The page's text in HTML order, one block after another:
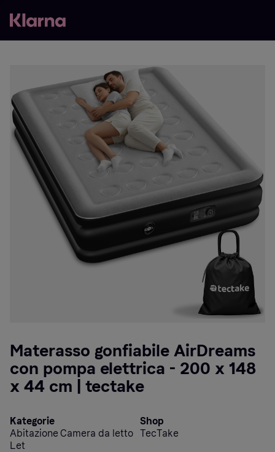
Materasso gonfiabile AirDreams
con pompa elettrica - 200 x 148
x 44 cm | tectake
Kategorie
Abitazione Camera da letto
Let
Shop
TecTake